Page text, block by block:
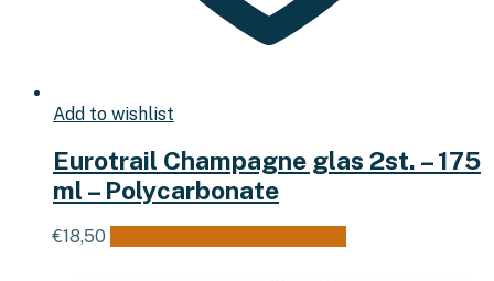
Add to wishlist
Eurotrail Champagne glas 2st. – 175
ml – Polycarbonate
€18,50